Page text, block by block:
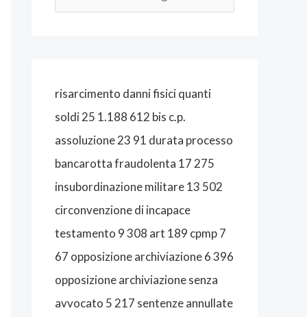
S
T
A
B
O
L
O
G
N
A
risarcimento danni fisici quanti
soldi 25 1.188 612 bis c.p.
assoluzione 23 91 durata processo
bancarotta fraudolenta 17 275
insubordinazione militare 13 502
circonvenzione di incapace
testamento 9 308 art 189 cpmp 7
67 opposizione archiviazione 6 396
opposizione archiviazione senza
avvocato 5 217 sentenze annullate